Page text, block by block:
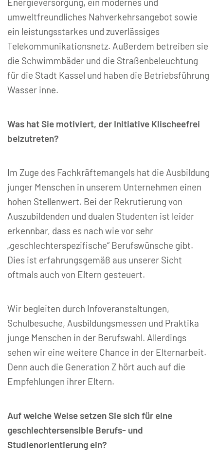
Energieversorgung, ein modernes und
umweltfreundliches Nahverkehrsangebot sowie
ein leistungsstarkes und zuverlässiges
Telekommunikationsnetz. Außerdem betreiben sie
die Schwimmbäder und die Straßenbeleuchtung
für die Stadt Kassel und haben die Betriebsführung
Wasser inne.
Was hat Sie motiviert, der Initiative Klischeefrei
beizutreten?
Im Zuge des Fachkräftemangels hat die Ausbildung
junger Menschen in unserem Unternehmen einen
hohen Stellenwert. Bei der Rekrutierung von
Auszubildenden und dualen Studenten ist leider
erkennbar, dass es nach wie vor sehr
„geschlechterspezifische“ Berufswünsche gibt.
Dies ist erfahrungsgemäß aus unserer Sicht
oftmals auch von Eltern gesteuert.
Wir begleiten durch Infoveranstaltungen,
Schulbesuche, Ausbildungsmessen und Praktika
junge Menschen in der Berufswahl. Allerdings
sehen wir eine weitere Chance in der Elternarbeit.
Denn auch die Generation Z hört auch auf die
Empfehlungen ihrer Eltern.
Auf welche Weise setzen Sie sich für eine
geschlechtersensible Berufs- und
Studienorientierung ein?